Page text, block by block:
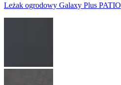
Leżak ogrodowy Galaxy Plus PATIO